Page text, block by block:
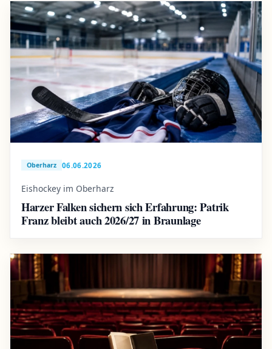
Oberharz 06.06.2026
Eishockey im Oberharz
Harzer Falken sichern sich Erfahrung: Patrik
Franz bleibt auch 2026/27 in Braunlage